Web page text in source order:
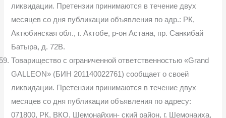
ликвидации. Претензии принимаются в течение двух
месяцев со дня публикации объявления по адр.: РК,
Актюбинская обл., г. Актобе, р-он Астана, пр. Санкибай
Батыра, д. 72В.
Товарищество с ограниченной ответственностью «Grand
GALLEON» (БИН 201140022761) сообщает о своей
ликвидации. Претензии принимаются в течение двух
месяцев со дня публикации объявления по адресу:
071800, РК, ВКО, Шемонайхин- ский район, г. Шемонаиха,